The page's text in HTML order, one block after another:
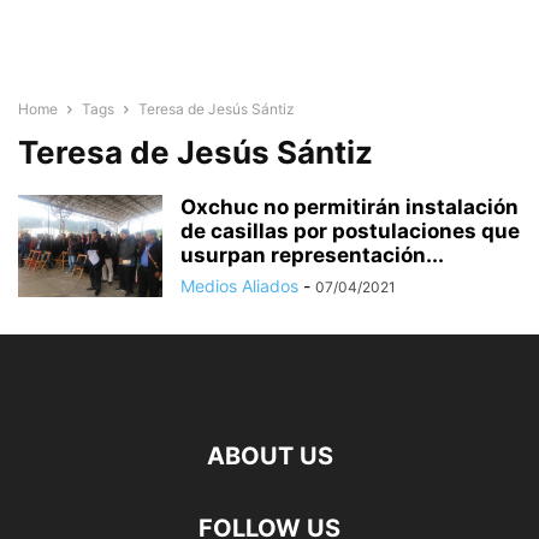
Home Tags Teresa de Jesús Sántiz
Teresa de Jesús Sántiz
Oxchuc no permitirán instalación
de casillas por postulaciones que
usurpan representación...
Medios Aliados - 07/04/2021
ABOUT US
FOLLOW US